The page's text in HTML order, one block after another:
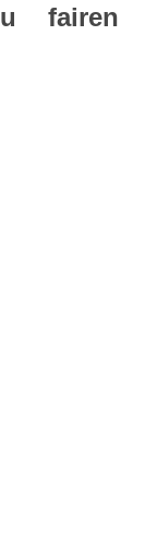
fairen